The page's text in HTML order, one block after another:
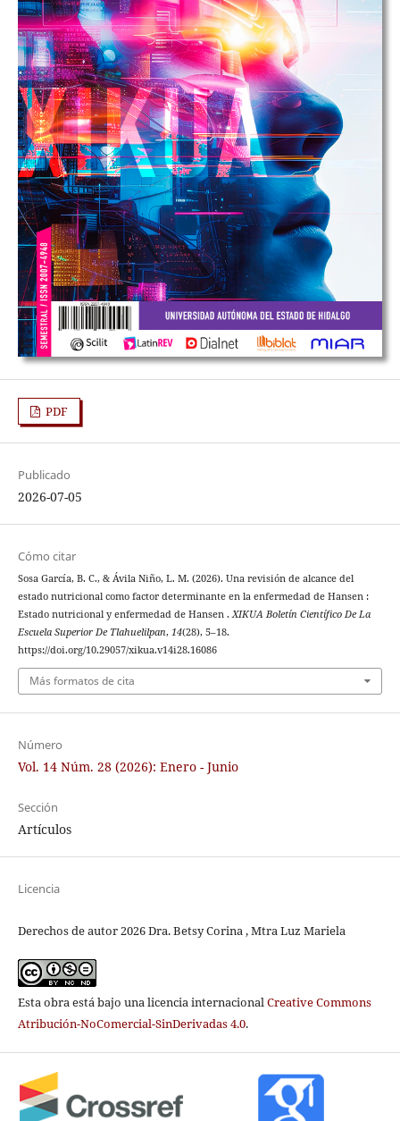
PDF
Publicado
2026-07-05
Cómo citar
Sosa García, B. C., & Ávila Niño, L. M. (2026). Una revisión de alcance del
estado nutricional como factor determinante en la enfermedad de Hansen :
Estado nutricional y enfermedad de Hansen . XIKUA Boletín Científico De La
Escuela Superior De Tlahuelilpan, 14(28), 5–18.
https://doi.org/10.29057/xikua.v14i28.16086
Más formatos de cita
Número
Vol. 14 Núm. 28 (2026): Enero - Junio
Sección
Artículos
Licencia
Derechos de autor 2026 Dra. Betsy Corina , Mtra Luz Mariela
Esta obra está bajo una licencia internacionalCreative Commons
Atribución-NoComercial-SinDerivadas 4.0.